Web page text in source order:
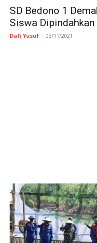
SD Bedono 1
Siswa
Dafi Yusuf - 03/11/2021